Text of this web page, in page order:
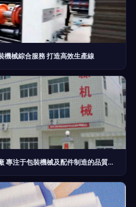
機械綜合服務 打造高效生產線
東莞市華森包裝機械廠 專注于包裝機械及配件制造的品質鍛造之路